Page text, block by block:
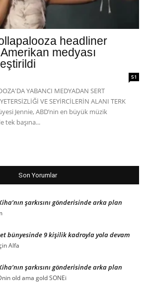
headliner
medyası
51
YABANCI MEDYADAN SERT
VE SEYİRCİLERİN ALANI TERK
Jennie, ABD’nin en büyük müzik
tek başına...
Son Yorumlar
şarkısını gönderisinde arka plan
bünyesinde 9 kişilik kadroyla yola devam
Alfa
şarkısını gönderisinde arka plan
old ama gold SONEi